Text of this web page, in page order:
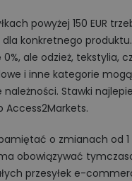
powyżej 150 EUR
dla konkretnego
ale odzież, tekstylia,
i inne kategorie
należności. Stawki
Access2Markets.
o zmianach od 1
obowiązywać
przesyłek e-